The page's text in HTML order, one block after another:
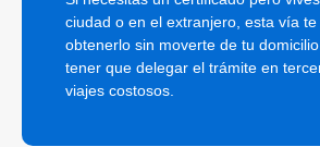
ciudad o en el extranjero, esta vía
obtenerlo sin moverte de tu
tener que delegar el trámite en
viajes costosos.